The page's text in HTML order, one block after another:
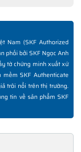
Nam (SKF Authorized
phối bởi SKF Ngọc Anh
tờ chứng minh xuất xứ
mềm SKF Authenticate
trôi nổi trên thị trường.
tin về sản phẩm SKF